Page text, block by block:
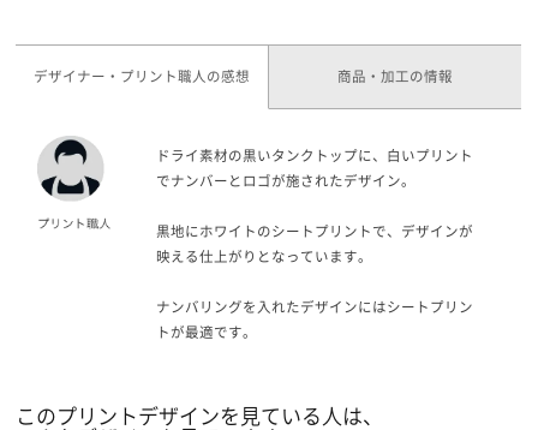
デザイナー・プリント職人の感想 商品・加工の情報
ドライ素材の黒いタンクトップに、白いプリント
でナンバーとロゴが施されたデザイン。
黒地にホワイトのシートプリントで、デザインが
映える仕上がりとなっています。
ナンバリングを入れたデザインにはシートプリン
トが最適です。
このプリントデザインを見ている人は、